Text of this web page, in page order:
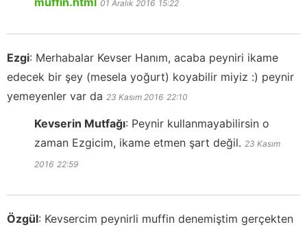
01 Aralık 2016 15:22
Ezgi: Merhabalar Kevser Hanım, acaba peyniri ikame
edecek bir şey (mesela yoğurt) koyabilir miyiz :) peynir
yemeyenler var da 23 Kasım 2016 22:10
Kevserin Mutfağı: Peynir kullanmayabilirsin o
zaman Ezgicim, ikame etmen şart değil. 23 Kasım
2016 22:59
Özgül: Kevsercim peynirli muffin denemiştim gerçekten